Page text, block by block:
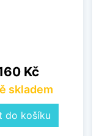
Kč
skladem
do košíku